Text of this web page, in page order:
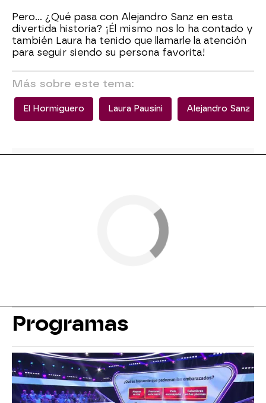
Pero... ¿Qué pasa con Alejandro Sanz en esta
divertida historia? ¡Él mismo nos lo ha contado y
también Laura ha tenido que llamarle la atención
para seguir siendo su persona favorita!
Más sobre este tema:
El Hormiguero Laura Pausini Alejandro Sanz
Programas